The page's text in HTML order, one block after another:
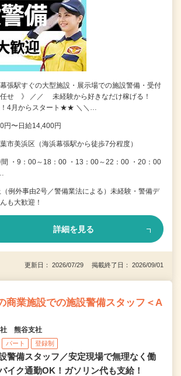
張駅すぐの大型施設・展示場での施設警備・受付
任せ 》 ／／ 未経験から好きなだけ稼げる！
！4月からスタート★★ ＼＼…
円〜日給14,400円
市美浜区（海浜幕張駅から徒歩7分程度）
・9：00～18：00 ・13：00～22：00 ・20：00
例外事由2号／警備業法による）未経験・警備デ
も大歓迎！
詳細を見る
更新日： 2026/07/29 掲載終了日： 2026/09/01
商業施設での施設警備スタッフ＜A
社 熊谷支社
パート 登録制
警備スタッフ／安定現場で無理なく働
イク通勤OK！ガソリン代も支給！